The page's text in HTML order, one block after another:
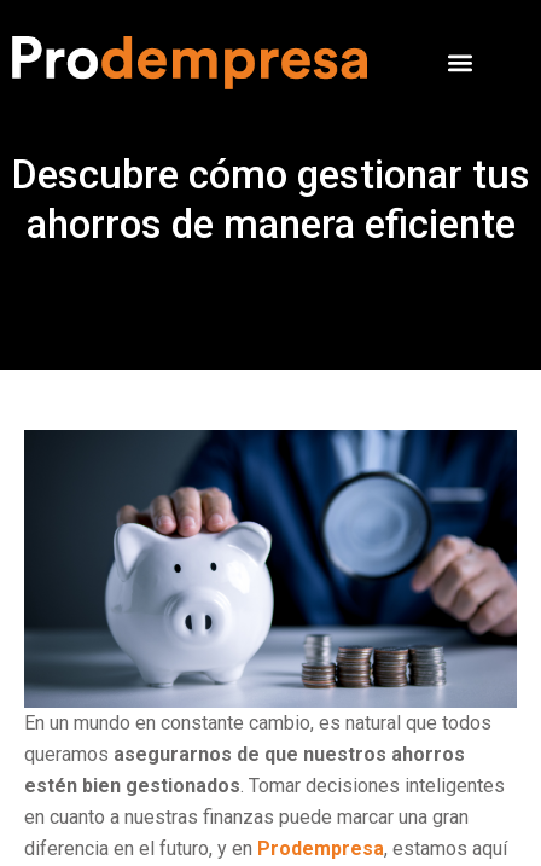
Descubre cómo gestionar tus
ahorros de manera eficiente
En un mundo en constante cambio, es natural que todos
queramos asegurarnos de que nuestros ahorros
estén bien gestionados . Tomar decisiones inteligentes
en cuanto a nuestras finanzas puede marcar una gran
diferencia en el futuro, y en Prodempresa, estamos aquí